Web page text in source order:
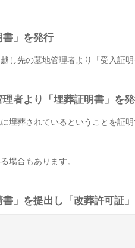
書」を発行
し先の墓地管理者より「受入証明
者より「埋葬証明書」を
埋葬されているということを証
場合もあります。
」を提出し「改葬許可証